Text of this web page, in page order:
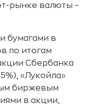
рынке валюты –
бумагами в
по итогам
Сбербанка
«Лукойла»
биржевым
в акции,